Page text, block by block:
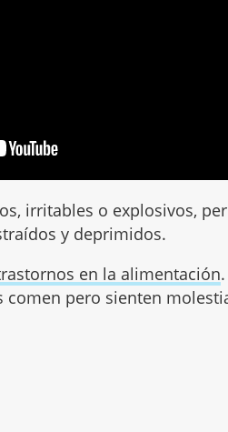
irritables o explosivos,
y deprimidos.
en la alimentación
comen pero sienten